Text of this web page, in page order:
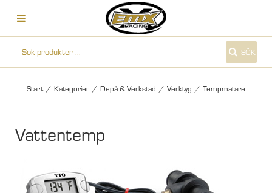
SÖK
Start / Kategorier / Depå & Verkstad / Verktyg / Tempmätare
Vattentemp